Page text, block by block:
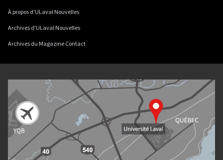
À propos d'ULaval Nouvelles
Archives d'ULaval Nouvelles
Archives du Magazine Contact